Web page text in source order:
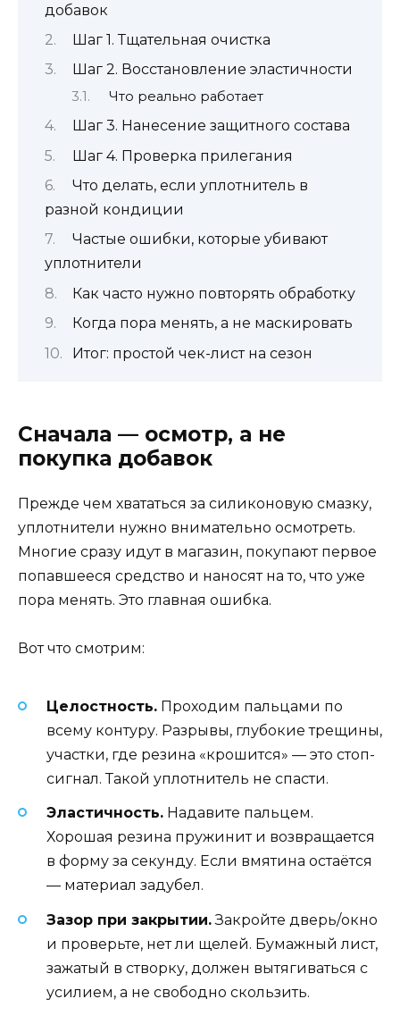
добавок
Шаг 1. Тщательная очистка
Шаг 2. Восстановление эластичности
Что реально работает
Шаг 3. Нанесение защитного состава
Шаг 4. Проверка прилегания
Что делать, если уплотнитель в
разной кондиции
Частые ошибки, которые убивают
уплотнители
Как часто нужно повторять обработку
Когда пора менять, а не маскировать
Итог: простой чек-лист на сезон
Сначала — осмотр, а не
покупка добавок
Прежде чем хвататься за силиконовую смазку,
уплотнители нужно внимательно осмотреть.
Многие сразу идут в магазин, покупают первое
попавшееся средство и наносят на то, что уже
пора менять. Это главная ошибка.
Вот что смотрим:
Целостность. Проходим пальцами по
всему контуру. Разрывы, глубокие трещины,
участки, где резина «крошится» — это стоп-
сигнал. Такой уплотнитель не спасти.
Эластичность. Надавите пальцем.
Хорошая резина пружинит и возвращается
в форму за секунду. Если вмятина остаётся
— материал задубел.
Зазор при закрытии.Закройте дверь/окно
и проверьте, нет ли щелей. Бумажный лист,
зажатый в створку, должен вытягиваться с
усилием, а не свободно скользить.